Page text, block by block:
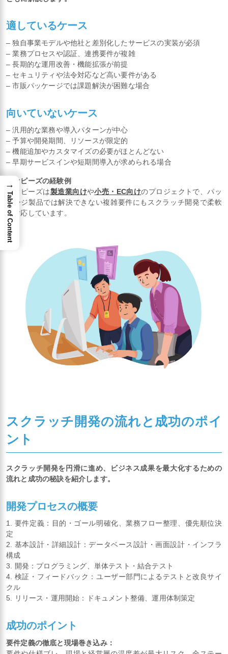
適しているケース
– 独自事業モデルや他社と差別化したサービスの実装が必須
– 業務プロセスや認証、連携要件が複雑
– 長期的な運用改善・機能拡張が前提
– セキュリティや法令対応など高い要件がある
– 市販パッケージでは課題解決が困難な場合
向いていないケース
– 汎用的な業務や導入パターンが中心
– 予算や開発期間、リソースが限定的
– 機能追加やカスタマイズの必要がほとんどない
– 早期サービスインや短期間導入が求められる場合
カオピーズの経験例
カオピーズは製造業向けや小売・EC向けのプロジェクトで、パッ
ケージ製品では解決できない複雑要件にもスクラッチ開発で柔軟
に対応しています。
スクラッチ開発の流れと成功のポイ
ント
スクラッチ開発を円滑に進め、ビジネス成果を最大化するための
流れと成功の秘訣を紹介します。
開発プロセスの概要
1. 要件定義：目的・ゴール明確化、業務フロー整理、優先順位決
定
2. 基本設計・詳細設計：データベース設計・画面設計・インフラ
構成
3. 開発：プログラミング、単体テスト・結合テスト
4. 検証・フィードバック：ユーザー部門によるテストと改良サイ
クル
5. リリース・運用開始：ドキュメント整備、運用体制策定
成功のポイント
要件定義の徹底と現場巻き込み：
→
Table of Content